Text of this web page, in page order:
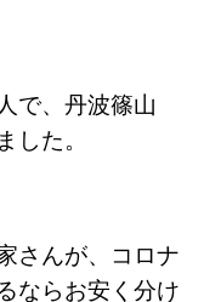
で、丹波篠山
した。
さんが、コロナ
ならお安く分け